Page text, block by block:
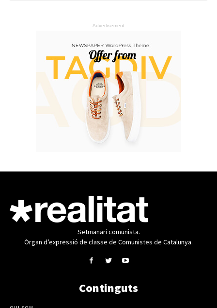
- Advertisement -
Setmanari comunista.
Òrgan d’expressió de classe de Comunistes de Catalunya.
Continguts